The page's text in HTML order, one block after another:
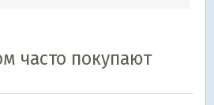
часто покупают